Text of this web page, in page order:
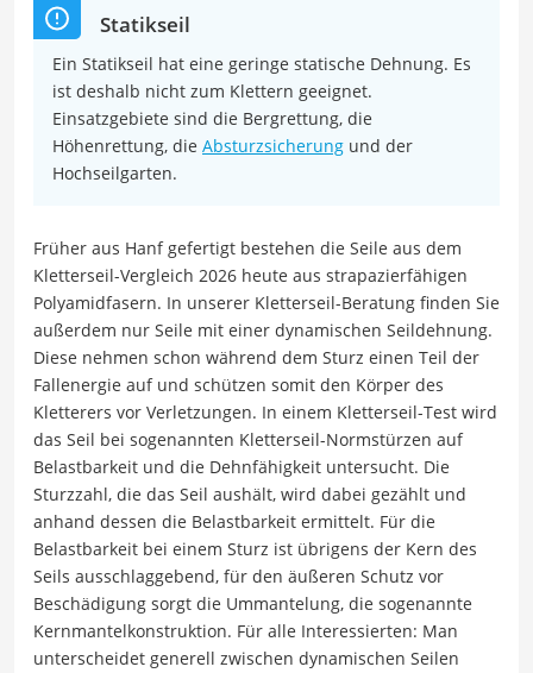
Statikseil
Ein Statikseil hat eine geringe statische Dehnung. Es
ist deshalb nicht zum Klettern geeignet.
Einsatzgebiete sind die Bergrettung, die
Höhenrettung, die Absturzsicherung und der
Hochseilgarten.
Früher aus Hanf gefertigt bestehen die Seile aus dem
Kletterseil-Vergleich 2026 heute aus strapazierfähigen
Polyamidfasern. In unserer Kletterseil-Beratung finden Sie
außerdem nur Seile mit einer dynamischen Seildehnung.
Diese nehmen schon während dem Sturz einen Teil der
Fallenergie auf und schützen somit den Körper des
Kletterers vor Verletzungen. In einem Kletterseil-Test wird
das Seil bei sogenannten Kletterseil-Normstürzen auf
Belastbarkeit und die Dehnfähigkeit untersucht. Die
Sturzzahl, die das Seil aushält, wird dabei gezählt und
anhand dessen die Belastbarkeit ermittelt. Für die
Belastbarkeit bei einem Sturz ist übrigens der Kern des
Seils ausschlaggebend, für den äußeren Schutz vor
Beschädigung sorgt die Ummantelung, die sogenannte
Kernmantelkonstruktion. Für alle Interessierten: Man
unterscheidet generell zwischen dynamischen Seilen